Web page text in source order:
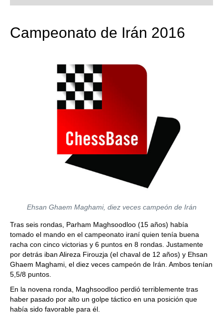
train more efficiently, intelligently and with a
Campeonato de Irán 2016
Ehsan Ghaem Maghami, diez veces campeón de Irán
Tras seis rondas, Parham Maghsoodloo (15 años) había
tomado el mando en el campeonato iraní quien tenía buena
racha con cinco victorias y 6 puntos en 8 rondas. Justamente
por detrás iban Alireza Firouzja (el chaval de 12 años) y Ehsan
Ghaem Maghami, el diez veces campeón de Irán. Ambos tenían
5,5/8 puntos.
En la novena ronda, Maghsoodloo perdió terriblemente tras
haber pasado por alto un golpe táctico en una posición que
había sido favorable para él.